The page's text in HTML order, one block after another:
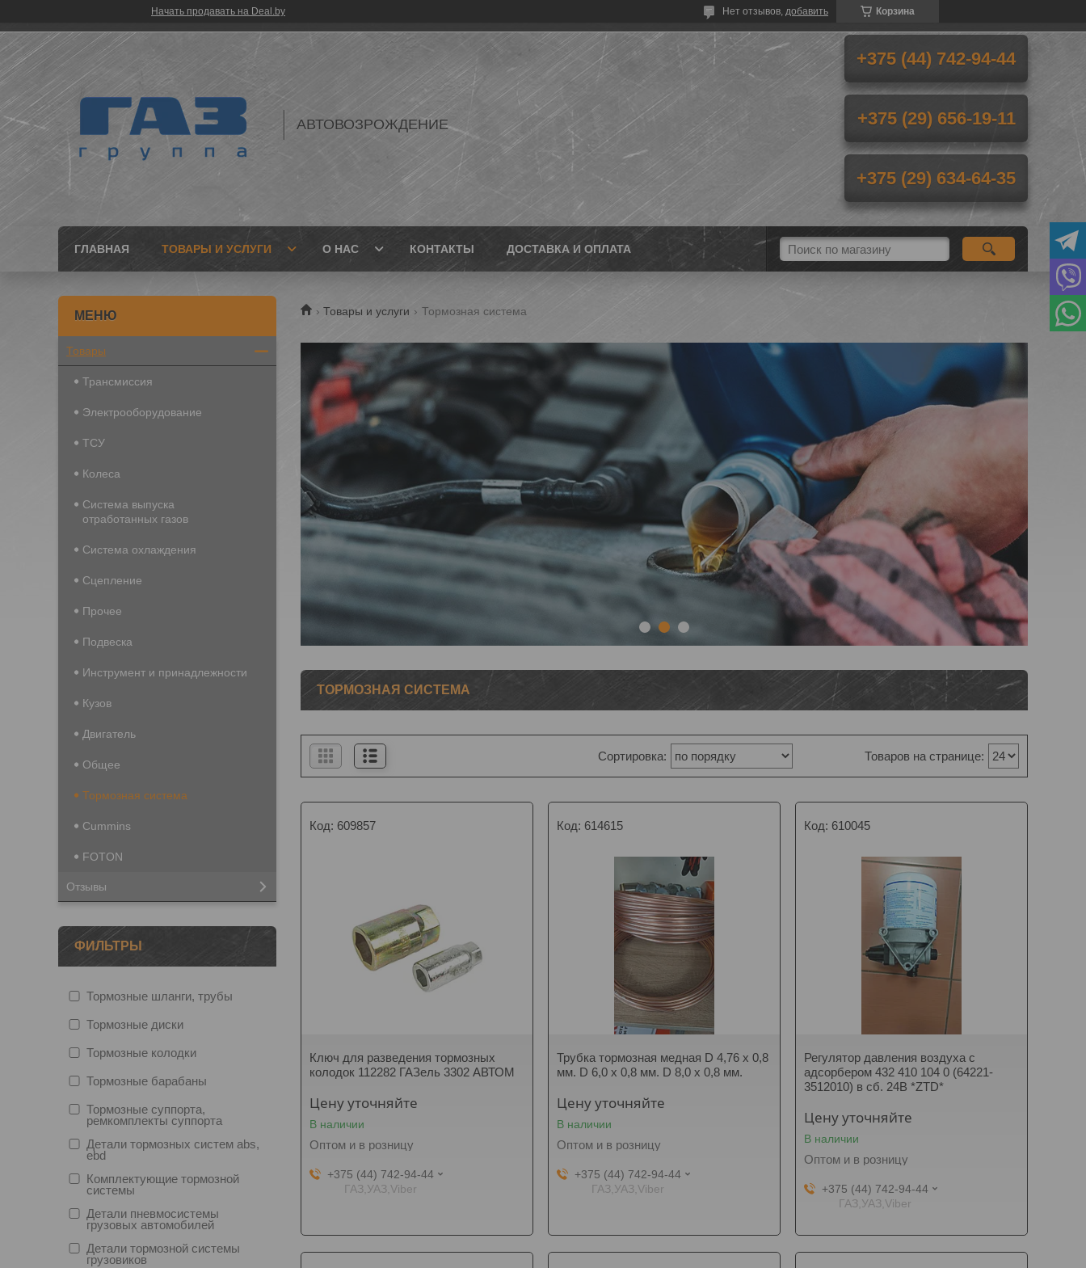
Начать продавать на Deal.by Корзина
Нет отзывов, добавить
АВТОВОЗРОЖДЕНИЕ
+375 (44) 742-94-44
+375 (29) 656-19-11
+375 (29) 634-64-35
ГЛАВНАЯ ТОВАРЫ И УСЛУГИ О НАС КОНТАКТЫ ДОСТАВКА И ОПЛАТА
Товары и услуги Тормозная система
ТОРМОЗНАЯ СИСТЕМА
609857
Ключ для разведения тормозных
колодок 112282 ГАЗель 3302 АВТОМ
Цену уточняйте
В наличии
Оптом и в розницу
+375 (44) 742-94-44
ГАЗ,УАЗ,Viber
614615
Трубка тормозная медная D 4,76 х 0,8
мм. D 6,0 х 0,8 мм. D 8,0 х 0,8 мм.
Цену уточняйте
В наличии
Оптом и в розницу
+375 (44) 742-94-44
ГАЗ,УАЗ,Viber
610045
Регулятор давления воздуха с
адсорбером 432 410 104 0 (64221-
3512010) в сб. 24В *ZTD*
Цену уточняйте
В наличии
Оптом и в розницу
+375 (44) 742-94-44
ГАЗ,УАЗ,Viber
Товары
Трансмиссия
Электрооборудование
ТСУ
Колеса
Система выпуска
отработанных газов
Система охлаждения
Сцепление
Прочее
Подвеска
Инструмент и принадлежности
Кузов
Двигатель
Общее
Тормозная система
Cummins
FOTON
Отзывы
ФИЛЬТРЫ
Тормозные шланги, трубы
Тормозные диски
Тормозные колодки
Тормозные барабаны
Тормозные суппорта,
ремкомплекты суппорта
Детали тормозных систем abs,
ebd
Комплектующие тормозной
системы
Детали пневмосистемы
грузовых автомобилей
Детали тормозной системы
грузовиков